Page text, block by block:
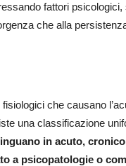
fattori
che alla
che causano
una classificazione
in acuto,
a psicopatologie o